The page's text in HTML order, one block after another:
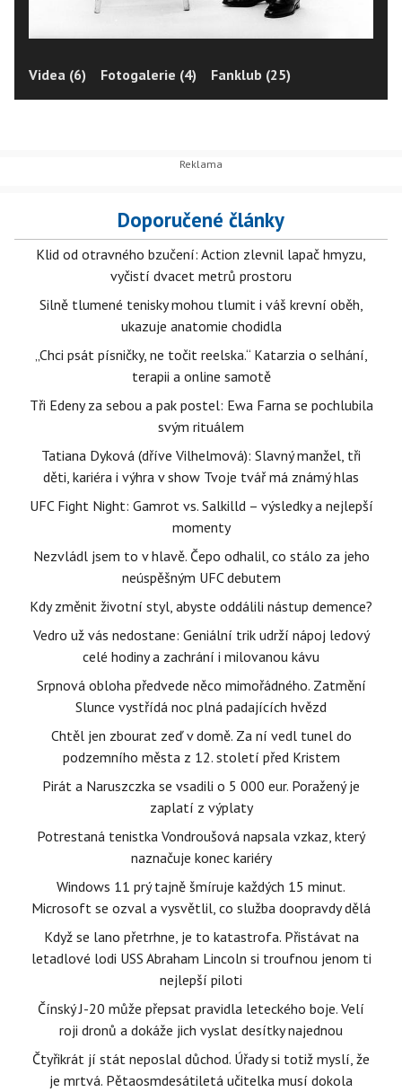
Videa (6) Fotogalerie (4) Fanklub (25)
Doporučené články
Klid od otravného bzučení: Action zlevnil lapač hmyzu,
vyčistí dvacet metrů prostoru
Silně tlumené tenisky mohou tlumit i váš krevní oběh,
ukazuje anatomie chodidla
„Chci psát písničky, ne točit reelska.“ Katarzia o selhání,
terapii a online samotě
Tři Edeny za sebou a pak postel: Ewa Farna se pochlubila
svým rituálem
Tatiana Dyková (dříve Vilhelmová): Slavný manžel, tři
děti, kariéra i výhra v show Tvoje tvář má známý hlas
UFC Fight Night: Gamrot vs. Salkilld – výsledky a nejlepší
momenty
Nezvládl jsem to v hlavě. Čepo odhalil, co stálo za jeho
neúspěšným UFC debutem
Kdy změnit životní styl, abyste oddálili nástup demence?
Vedro už vás nedostane: Geniální trik udrží nápoj ledový
celé hodiny a zachrání i milovanou kávu
Srpnová obloha předvede něco mimořádného. Zatmění
Slunce vystřídá noc plná padajících hvězd
Chtěl jen zbourat zeď v domě. Za ní vedl tunel do
podzemního města z 12. století před Kristem
Pirát a Naruszczka se vsadili o 5 000 eur. Poražený je
zaplatí z výplaty
Potrestaná tenistka Vondroušová napsala vzkaz, který
naznačuje konec kariéry
Windows 11 prý tajně šmíruje každých 15 minut.
Microsoft se ozval a vysvětlil, co služba doopravdy dělá
Když se lano přetrhne, je to katastrofa. Přistávat na
letadlové lodi USS Abraham Lincoln si troufnou jenom ti
nejlepší piloti
Čínský J-20 může přepsat pravidla leteckého boje. Velí
roji dronů a dokáže jich vyslat desítky najednou
Čtyřikrát jí stát neposlal důchod. Úřady si totiž myslí, že
je mrtvá. Pětaosmdesátiletá učitelka musí dokola